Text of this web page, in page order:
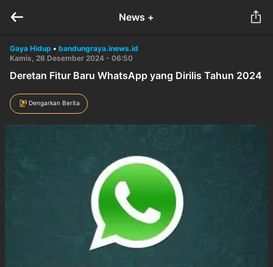
News +
Gaya Hidup • bandungraya.inews.id
Kamis, 26 Desember 2024 - 06:50
Deretan Fitur Baru WhatsApp yang Dirilis Tahun 2024
Dengarkan Berita